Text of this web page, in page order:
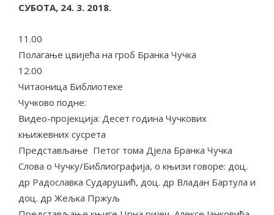
СУБОТА, 24. 3. 2018.
11.00
Полагање цвијећа на гроб Бранка Чучка
12.00
Читаоница Библиотеке
Чучково подне:
Видео-пројекција: Десет година Чучкових
књижевних сусрета
Представљање Петог тома Дјела Бранка Чучка
Слова о Чучку/Библиографија, о књизи говоре: доц.
др Радославка Сударушић, доц. др Владан Бартула и
доц. др Жељка Пржуљ